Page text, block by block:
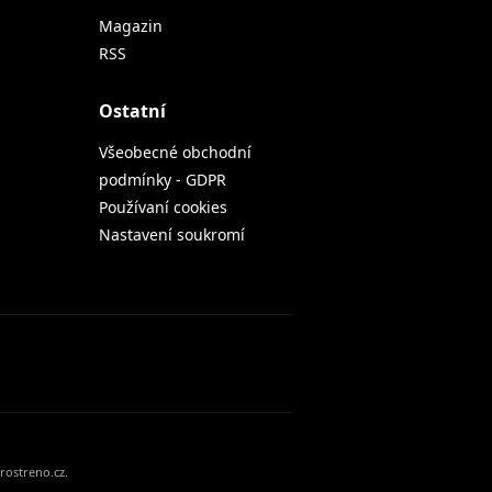
Magazin
RSS
Ostatní
Všeobecné obchodní
podmínky - GDPR
Používaní cookies
Nastavení soukromí